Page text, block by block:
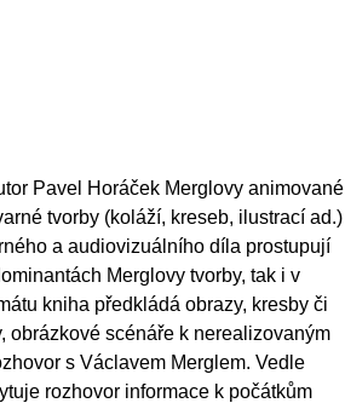
Pavel Horáček Merglovy animované
tvorby (koláží, kreseb, ilustrací ad.)
a audiovizuálního díla prostupují
Merglovy tvorby, tak i v
kniha předkládá obrazy, kresby či
obrázkové scénáře k nerealizovaným
s Václavem Merglem. Vedle
rozhovor informace k počátkům